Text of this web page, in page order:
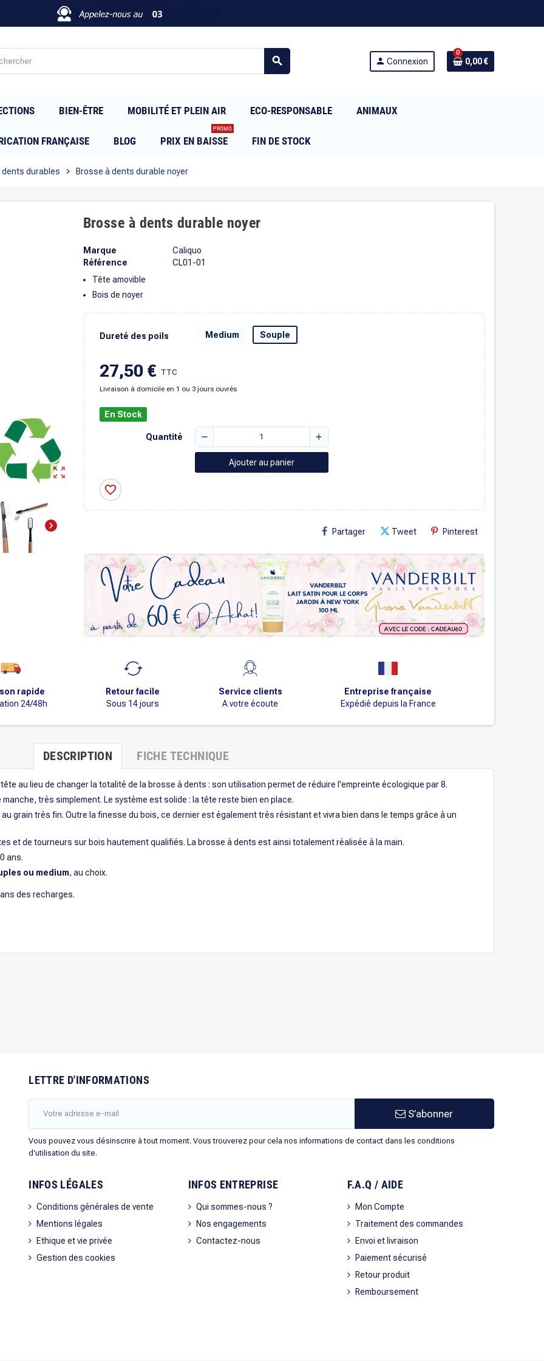
search person Connexion
0
0,00 €
BIEN-ÊTRE MOBILITÉ ET PLEIN AIR ECO-RESPONSABLE ANIMAUX
FRANÇAISE BLOG PRIX EN BAISSE
PROMO
FIN DE STOCK
dents durables chevron_right Brosse à dents durable noyer
zoom_out_map
chevron_right
Brosse à dents durable noyer
Marque
Caliquo
Référence
CL01-01
Tête amovible
Bois de noyer
Dureté des poils Medium Souple
27,50 € TTC
Livraison à domicile en 1 ou 3 jours ouvrés
En Stock
Quantité remove add
Ajouter au panier
favorite_border
Partager Tweet Pinterest
rapide
24/48h
Retour facile
Sous 14 jours
Service clients
A votre écoute
Entreprise française
Expédié depuis la France
DESCRIPTION FICHE TECHNIQUE
au lieu de changer la totalité de la brosse à dents : son utilisation permet de réduire l'empreinte écologique par 8.
très simplement. Le système est solide : la tête reste bien en place.
grain très fin. Outre la finesse du bois, ce dernier est également très résistant et vivra bien dans le temps grâce à un
et de tourneurs sur bois hautement qualifiés. La brosse à dents est ainsi totalement réalisée à la main.
ans.
ou medium, au choix.
des recharges.
LETTRE D'INFORMATIONS
S’abonner
Vous pouvez vous désinscrire à tout moment. Vous trouverez pour cela nos informations de contact dans les conditions
d'utilisation du site.
INFOS LÉGALES
Conditions générales de vente
Mentions légales
Ethique et vie privée
Gestion des cookies
INFOS ENTREPRISE
Qui sommes-nous ?
Nos engagements
Contactez-nous
F.A.Q / AIDE
Mon Compte
Traitement des commandes
Envoi et livraison
Paiement sécurisé
Retour produit
Remboursement